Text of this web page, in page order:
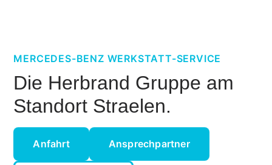
MERCEDES-BENZ WERKSTATT-SERVICE
Die Herbrand Gruppe am
Standort Straelen.
Anfahrt Ansprechpartner